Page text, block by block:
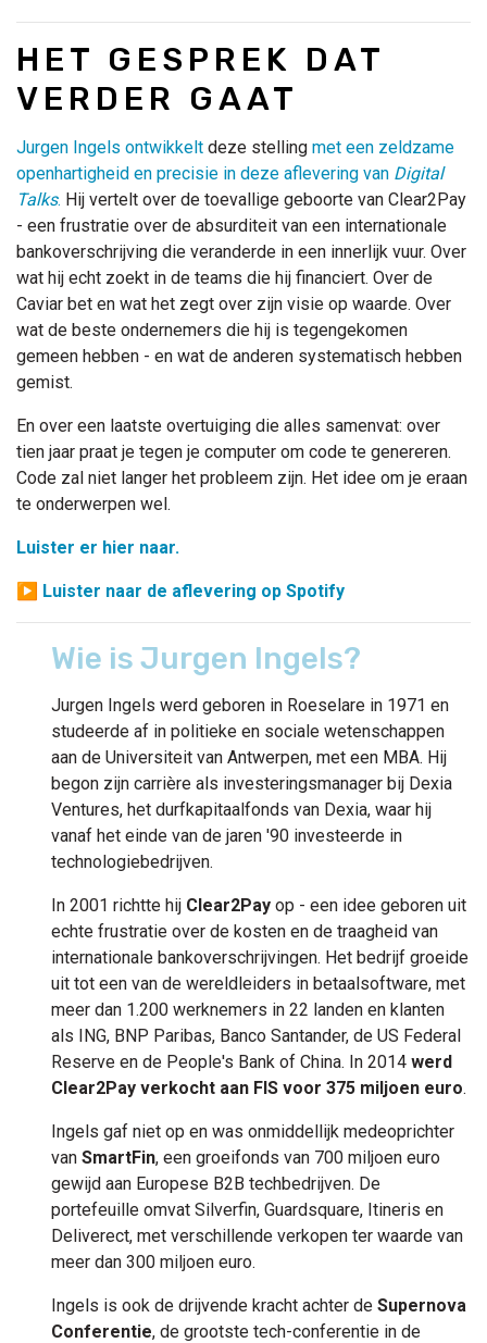
HET GESPREK DAT
VERDER GAAT
Jurgen Ingels ontwikkelt deze stelling met een zeldzame
openhartigheid en precisie in deze aflevering van Digital
Talks. Hij vertelt over de toevallige geboorte van Clear2Pay
- een frustratie over de absurditeit van een internationale
bankoverschrijving die veranderde in een innerlijk vuur. Over
wat hij echt zoekt in de teams die hij financiert. Over de
Caviar bet en wat het zegt over zijn visie op waarde. Over
wat de beste ondernemers die hij is tegengekomen
gemeen hebben - en wat de anderen systematisch hebben
gemist.
En over een laatste overtuiging die alles samenvat: over
tien jaar praat je tegen je computer om code te genereren.
Code zal niet langer het probleem zijn. Het idee om je eraan
te onderwerpen wel.
Luister er hier naar.
▶ Luister naar de aflevering op Spotify
Wie is Jurgen Ingels?
Jurgen Ingels werd geboren in Roeselare in 1971 en
studeerde af in politieke en sociale wetenschappen
aan de Universiteit van Antwerpen, met een MBA. Hij
begon zijn carrière als investeringsmanager bij Dexia
Ventures, het durfkapitaalfonds van Dexia, waar hij
vanaf het einde van de jaren '90 investeerde in
technologiebedrijven.
In 2001 richtte hij Clear2Pay op - een idee geboren uit
echte frustratie over de kosten en de traagheid van
internationale bankoverschrijvingen. Het bedrijf groeide
uit tot een van de wereldleiders in betaalsoftware, met
meer dan 1.200 werknemers in 22 landen en klanten
als ING, BNP Paribas, Banco Santander, de US Federal
Reserve en de People's Bank of China. In 2014 werd
Clear2Pay verkocht aan FIS voor 375 miljoen euro.
Ingels gaf niet op en was onmiddellijk medeoprichter
van SmartFin, een groeifonds van 700 miljoen euro
gewijd aan Europese B2B techbedrijven. De
portefeuille omvat Silverfin, Guardsquare, Itineris en
Deliverect, met verschillende verkopen ter waarde van
meer dan 300 miljoen euro.
Ingels is ook de drijvende kracht achter de Supernova
Conferentie, de grootste tech-conferentie in de